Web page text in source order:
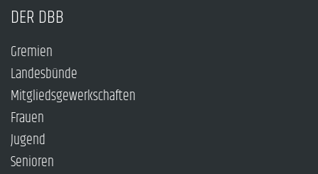
DER DBB
Gremien
Landesbünde
Mitgliedsgewerkschaften
Frauen
Jugend
Senioren